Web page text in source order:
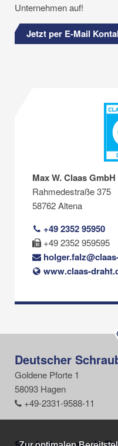
Unternehmen auf!
Jetzt per E-Mail
Max W. Claas
Rahmedestraße 375
58762 Altena
+49 2352 95950
+49 2352 959595
www.claas-
Deutscher
Goldene Pforte 1
58093 Hagen
+49-2331-9588-11